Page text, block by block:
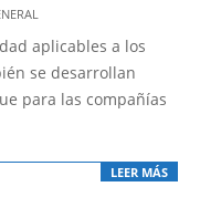
aplicables a los
se desarrollan
para las compañías
LEER MÁS